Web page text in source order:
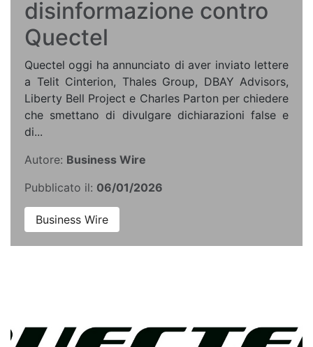
disinformazione contro
Quectel
Quectel oggi ha annunciato di aver inviato lettere
a Telit Cinterion, Thales Group, DBAY Advisors,
Liberty Bell Project e Charles Parton per chiedere
che smettano di divulgare dichiarazioni false e
di...
Autore: Business Wire
Pubblicato il: 06/01/2026
Business Wire